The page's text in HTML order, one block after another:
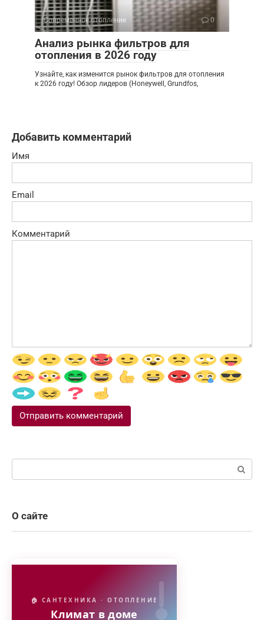
Современное отопление 0
Анализ рынка фильтров для
отопления в 2026 году
Узнайте, как изменится рынок фильтров для отопления
к 2026 году! Обзор лидеров (Honeywell, Grundfos,
Добавить комментарий
Имя
Email
Комментарий
О сайте
🏠 САНТЕХНИКА · ОТОПЛЕНИЕ
Климат в доме